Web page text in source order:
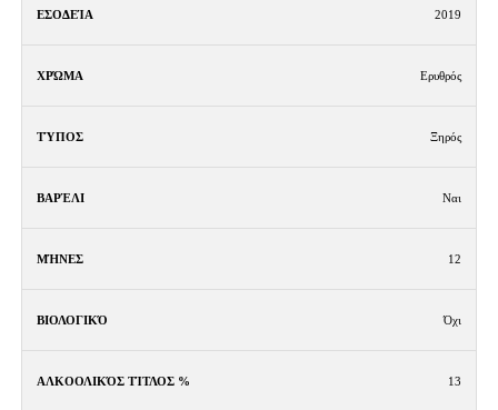
2019
Ερυθρός
Ξηρός
Ναι
12
Όχι
13